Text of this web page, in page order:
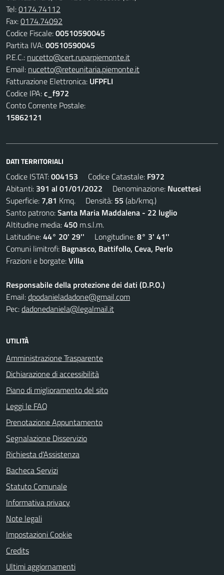
Tel:0174.74112
Fax:0174.74092
Codice Fiscale:00510590045
Partita IVA:00510590045
P.E.C.: nucetto@cert.ruparpiemonte.it
Email: nucetto@reteunitaria.piemonte.it
Fatturazione Elettronica: UFPFLI
Codice IPA:c_f972
Conto Corrente Postale:
15862121
DATI TERRITORIALI
Codice ISTAT:004153 Codice Catastale: F972
Abitanti: 391 al 01/01/2022 Denominazione: Nucettesi
Superficie: 7,81 Kmq. Densità: 55 (ab/kmq.)
Santo patrono:Santa Maria Maddalena - 22 luglio
Altitudine media:450 m.s.l.m.
Latitudine:44° 20' 29'' Longitudine:8° 3' 41''
Comuni limitrofi: Bagnasco, Battifollo, Ceva, Perlo
Frazioni e borgate:Villa
Responsabile della protezione dei dati (D.P.O.)
Email:dpodanieladadone@gmail.com
Pec:dadonedaniela@legalmail.it
UTILITÀ
Amministrazione Trasparente
Dichiarazione di accessibilità
Piano di miglioramento del sito
Leggi le FAQ
Prenotazione Appuntamento
Segnalazione Disservizio
Richiesta d'Assistenza
Bacheca Servizi
Statuto Comunale
Informativa privacy
Note legali
Impostazioni Cookie
Credits
Ultimi aggiornamenti